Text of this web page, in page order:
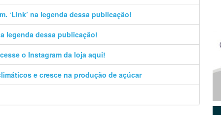
‘Link’ na legenda dessa publicação!
legenda dessa publicação!
o Instagram da loja aqui!
e cresce na produção de açúcar